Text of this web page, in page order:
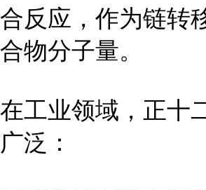
合反应，作为链转
合物分子量。
在工业领域，正十
广泛：